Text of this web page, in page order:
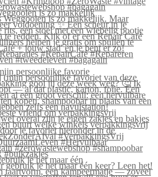
is zo makkelijk
persoonlijke favorie
je het maar één